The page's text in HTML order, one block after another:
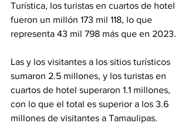
Turística, los turistas en cuartos de hotel
fueron un millón 173 mil 118, lo que
representa 43 mil 798 más que en 2023.
Las y los visitantes a los sitios turísticos
sumaron 2.5 millones, y los turistas en
cuartos de hotel superaron 1.1 millones,
con lo que el total es superior a los 3.6
millones de visitantes a Tamaulipas.